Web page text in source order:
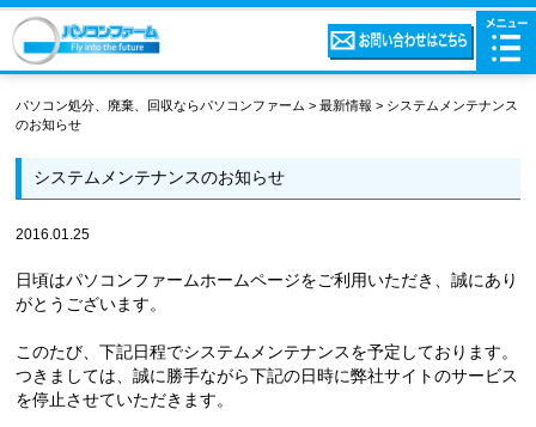
パソコン処分、廃棄、回収ならパソコンファーム>最新情報 > システムメンテナンス
のお知らせ
システムメンテナンスのお知らせ
2016.01.25
日頃はパソコンファームホームページをご利用いただき、誠にあり
がとうございます。
このたび、下記日程でシステムメンテナンスを予定しております。
つきましては、誠に勝手ながら下記の日時に弊社サイトのサービス
を停止させていただきます。